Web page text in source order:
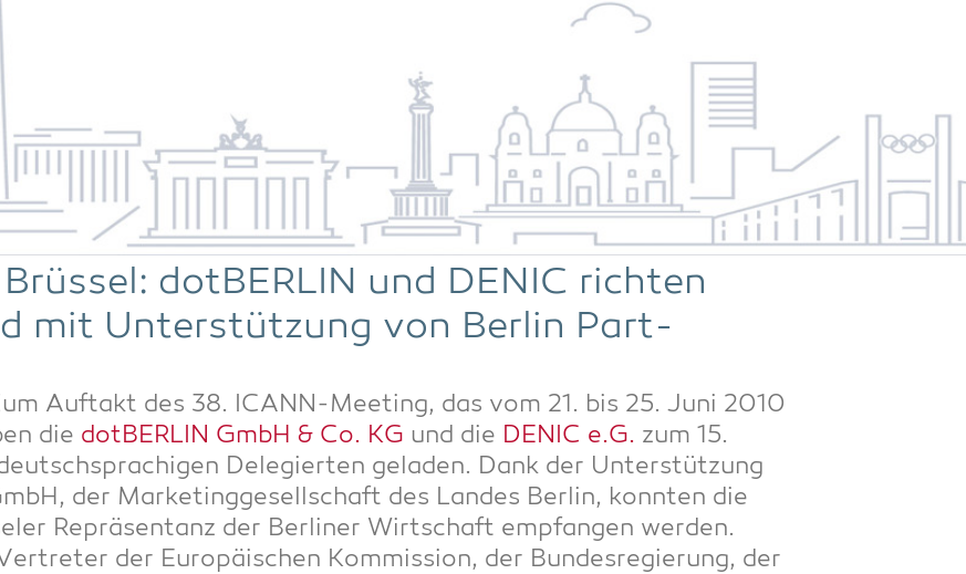
dot­BER­LIN und DENIC rich­ten
mit Unter­stüt­zung von Ber­lin Part­
Auf­takt des 38. ICANN-Mee­ting, das vom 21. bis 25. Juni 2010
die dot­BER­LIN GmbH & Co. KG und die DENIC e.G. zum 15.
Dele­gier­ten gela­den. Dank der Unter­stüt­zung
der Mar­ke­ting­ge­sell­schaft des Lan­des Ber­lin, konn­ten die
Reprä­sen­tanz der Ber­li­ner Wirt­schaft emp­fan­gen wer­den.
der Euro­päi­schen Kom­mis­si­on, der Bun­des­re­gie­rung, der